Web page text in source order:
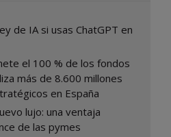
de IA si usas ChatGPT en
el 100 % de los fondos
más de 8.600 millones
en España
lujo: una ventaja
de las pymes